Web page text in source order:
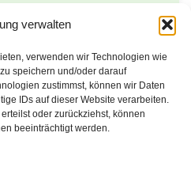
verwalten
verwenden wir Technologien wie
speichern und/oder darauf
zustimmst, können wir Daten
IDs auf dieser Website verarbeiten.
oder zurückziehst, können
beeinträchtigt werden.